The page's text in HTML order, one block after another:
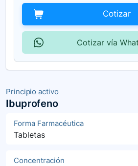
Principio activo
Ibuprofeno
Forma Farmacéutica
Tabletas
Concentración
Cotizar
Cotizar vía